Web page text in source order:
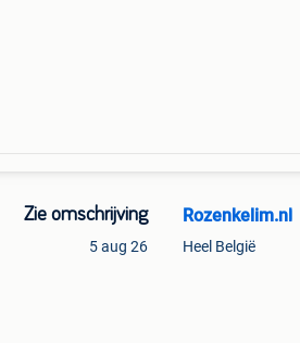
Zie omschrijving
5 aug 26
Rozenkelim.nl
Heel België